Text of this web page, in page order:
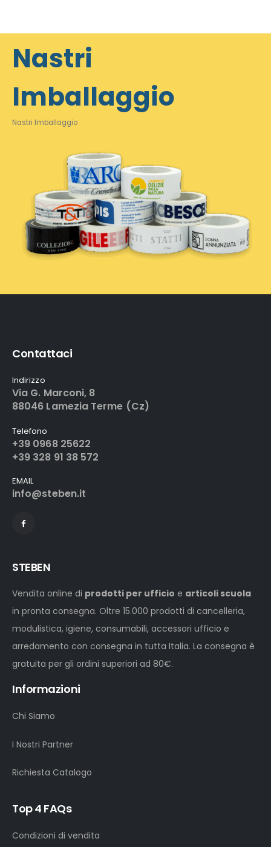
Nastri
Imballaggio
Nastri Imballaggio
Contattaci
Indirizzo
Via G. Marconi, 8
88046 Lamezia Terme (Cz)
Telefono
+39 0968 25622
+39 328 91 38 572
EMAIL
info@steben.it
STEBEN
Vendita online di prodotti per ufficio e articoli scuola
in pronta consegna. Oltre 15.000 prodotti di cancelleria,
modulistica, igiene, consumabili, accessori ufficio e
arredamento con consegna in tutta Italia. La consegna è
gratuita per gli ordini superiori ad 80€.
Informazioni
Chi Siamo
I Nostri Partner
Richiesta Catalogo
Top 4 FAQs
Condizioni di vendita